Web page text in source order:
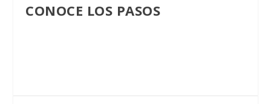
CONOCE LOS PASOS